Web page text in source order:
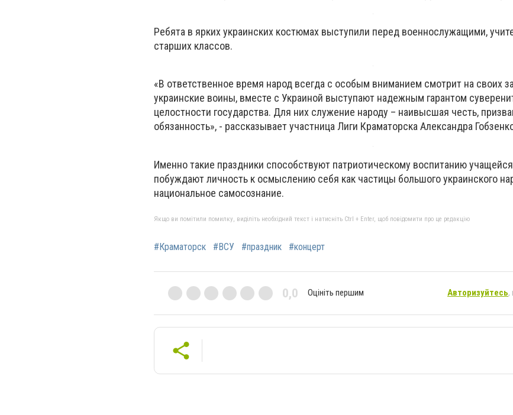
Ребята в ярких украинских костюмах выступили перед военнослужащими,
старших классов.
«В ответственное время народ всегда с особым вниманием смотрит на своих
украинские воины, вместе с Украиной выступают надежным гарантом
целостности государства. Для них служение народу – наивысшая честь,
обязанность», - рассказывает участница Лиги Краматорска Александра
Именно такие праздники способствуют патриотическому воспитанию
побуждают личность к осмыслению себя как частицы большого украинского
национальное самосознание.
Якщо ви помітили помилку, виділіть необхідний текст і натисніть Ctrl + Enter, щоб повідомити про це редакцію
#Краматорск #ВСУ #праздник #концерт
0,0 Оцініть першим Авторизуйтесь,